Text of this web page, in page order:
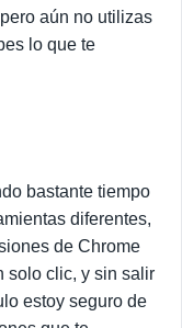
aún no utilizas
lo que te
bastante tiempo
diferentes,
de Chrome
solo clic, y sin salir
estoy seguro de